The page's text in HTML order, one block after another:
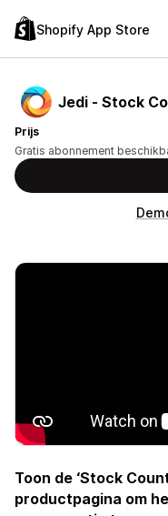
Shopify App Store
Jedi ‑ Stock
Prijs
Gratis abonnement
Toon de ‘Stock
productpagina om